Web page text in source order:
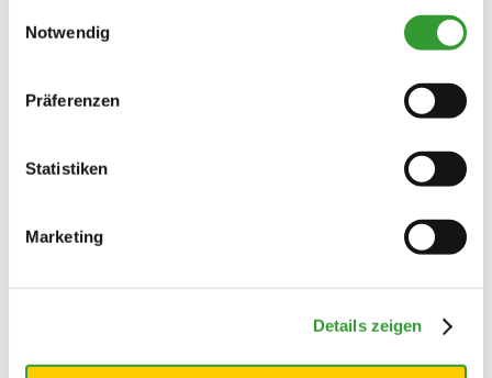
Notwendig
Präferenzen
Statistiken
Marketing
Details zeigen